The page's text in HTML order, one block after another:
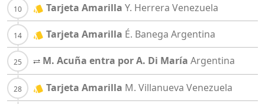
Tarjeta Amarilla Y. Herrera Venezuela
Tarjeta Amarilla É. Banega Argentina
M. Acuña entra por A. Di María Argentina
Tarjeta Amarilla M. Villanueva Venezuela